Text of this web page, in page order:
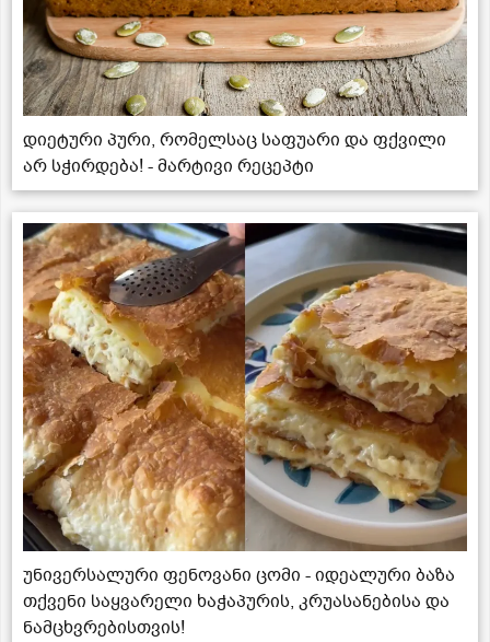
დიეტური პური, რომელსაც საფუარი და ფქვილი
არ სჭირდება! - მარტივი რეცეპტი
უნივერსალური ფენოვანი ცომი - იდეალური ბაზა
თქვენი საყვარელი ხაჭაპურის, კრუასანებისა და
ნამცხვრებისთვის!